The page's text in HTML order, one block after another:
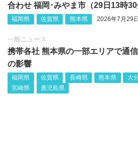
合わせ 福岡･みやま市（29日13時30
福岡県 佐賀県 熊本県 2026年7月29
一般ニュース
携帯各社 熊本県の一部エリアで通
の影響
福岡県 佐賀県 長崎県 熊本県
大
宮崎県
鹿児島県